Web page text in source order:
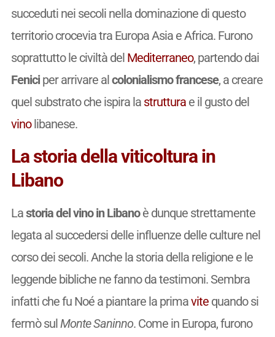
succeduti nei secoli nella dominazione di questo
territorio crocevia tra Europa Asia e Africa. Furono
soprattutto le civiltà del Mediterraneo, partendo dai
Feniciper arrivare alcolonialismo francese, a creare
quel substrato che ispira la strutturae il gusto del
vinolibanese.
La storia della viticoltura in
Libano
Lastoria del vino in Libanoè dunque strettamente
legata al succedersi delle influenze delle culture nel
corso dei secoli. Anche la storia della religione e le
leggende bibliche ne fanno da testimoni. Sembra
infatti che fu Noé a piantare la primavitequando si
fermò sulMonte Saninno. Come in Europa, furono